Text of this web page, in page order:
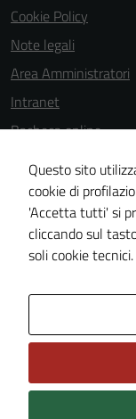
Cookie Policy
Note legali
Area Amministratori
Intranet
Bacheca online
Dichiarazione di
Dichiarazione di
conformità
Piano di
Technical
Questo sito
cookie di
'Accetta tutti' si
cliccando sul
soli cookie tecnici.